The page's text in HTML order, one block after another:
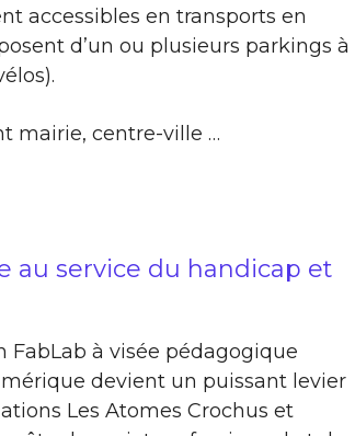
accessibles en transports en
d’un ou plusieurs parkings à
mairie, centre-ville …
au service du handicap et
FabLab à visée pédagogique
devient un puissant levier
Les Atomes Crochus et